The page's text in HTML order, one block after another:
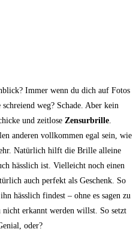
Immer wenn du dich auf Fotos
weg? Schade. Aber kein
und zeitlose Zensurbrille.
anderen vollkommen egal sein, wie
Natürlich hilft die Brille alleine
hässlich ist. Vielleicht noch einen
auch perfekt als Geschenk. So
hässlich findest – ohne es sagen zu
nicht erkannt werden willst. So setzt
oder?